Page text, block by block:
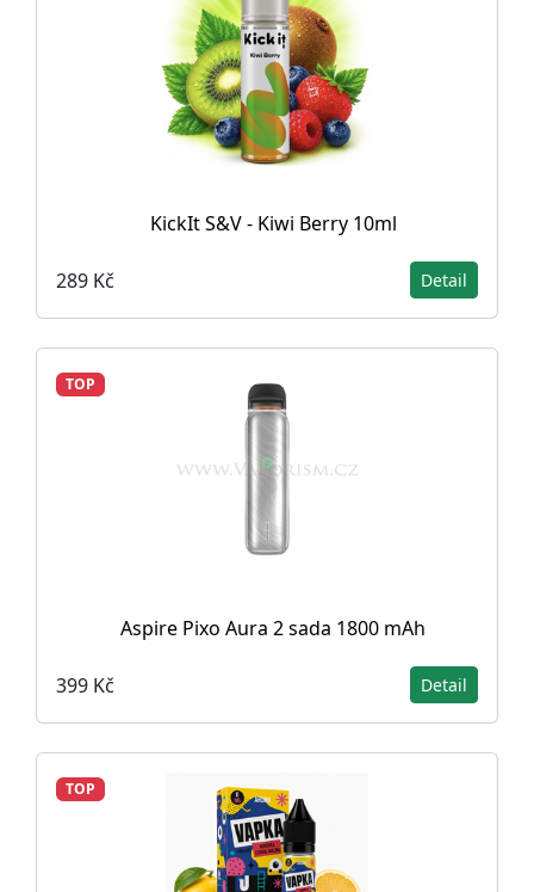
KickIt S&V - Kiwi Berry 10ml
289 Kč Detail
TOP
Aspire Pixo Aura 2 sada 1800 mAh
399 Kč Detail
TOP